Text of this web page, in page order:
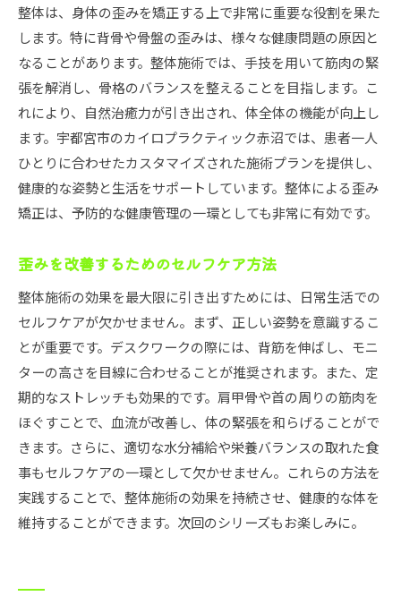
整体は、身体の歪みを矯正する上で非常に重要な役割を果た
します。特に背骨や骨盤の歪みは、様々な健康問題の原因と
なることがあります。整体施術では、手技を用いて筋肉の緊
張を解消し、骨格のバランスを整えることを目指します。こ
れにより、自然治癒力が引き出され、体全体の機能が向上し
ます。宇都宮市のカイロプラクティック赤沼では、患者一人
ひとりに合わせたカスタマイズされた施術プランを提供し、
健康的な姿勢と生活をサポートしています。整体による歪み
矯正は、予防的な健康管理の一環としても非常に有効です。
歪みを改善するためのセルフケア方法
整体施術の効果を最大限に引き出すためには、日常生活での
セルフケアが欠かせません。まず、正しい姿勢を意識するこ
とが重要です。デスクワークの際には、背筋を伸ばし、モニ
ターの高さを目線に合わせることが推奨されます。また、定
期的なストレッチも効果的です。肩甲骨や首の周りの筋肉を
ほぐすことで、血流が改善し、体の緊張を和らげることがで
きます。さらに、適切な水分補給や栄養バランスの取れた食
事もセルフケアの一環として欠かせません。これらの方法を
実践することで、整体施術の効果を持続させ、健康的な体を
維持することができます。次回のシリーズもお楽しみに。